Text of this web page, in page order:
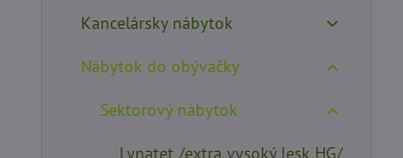
Kancelársky nábytok
Nábytok do obývačky
Sektorový nábytok
Lynatet /extra vysoký lesk HG/